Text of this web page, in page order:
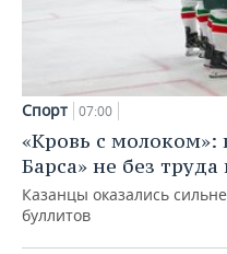
Спорт 07:00
«Кровь с
Барса» не без
Казанцы оказались
буллитов